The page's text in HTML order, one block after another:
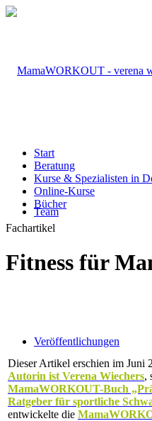
Team
Veröffentlichungen
Start
Beratung
Kurse & Spezialisten in
Online-Kurse
Bücher
Fachartikel
Fitness für
Dieser Artikel erschien im Juni
Autorin ist Verena Wiechers,
MamaWORKOUT-Buch
Ratgeber für sportliche
entwickelte die